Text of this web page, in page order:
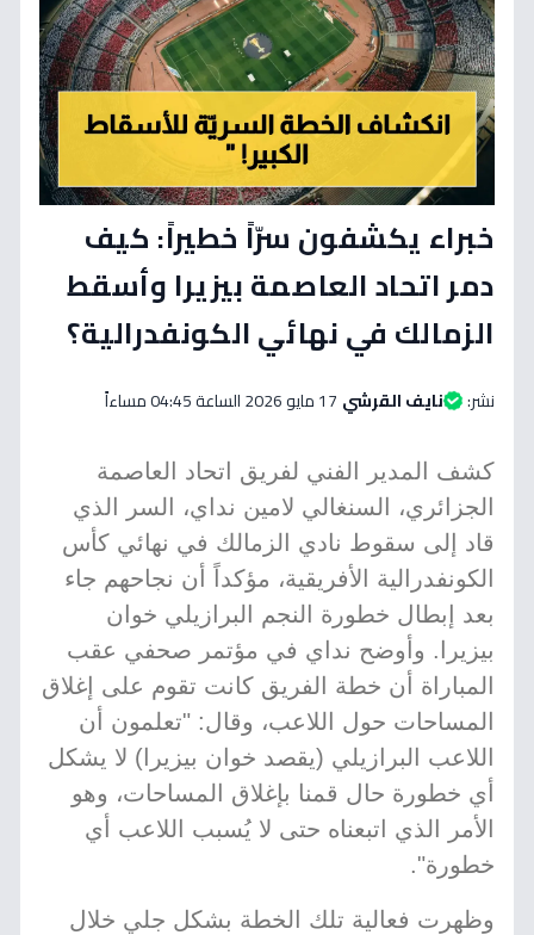
خبراء يكشفون سرّاً خطيراً: كيف
دمر اتحاد العاصمة بيزيرا وأسقط
الزمالك في نهائي الكونفدرالية؟
نشر: نايف القرشي 17 مايو 2026 الساعة 04:45 مساءاً
كشف المدير الفني لفريق اتحاد العاصمة
الجزائري، السنغالي لامين نداي، السر الذي
قاد إلى سقوط نادي الزمالك في نهائي كأس
الكونفدرالية الأفريقية، مؤكداً أن نجاحهم جاء
بعد إبطال خطورة النجم البرازيلي خوان
بيزيرا. وأوضح نداي في مؤتمر صحفي عقب
المباراة أن خطة الفريق كانت تقوم على إغلاق
المساحات حول اللاعب، وقال: "تعلمون أن
اللاعب البرازيلي (يقصد خوان بيزيرا) لا يشكل
أي خطورة حال قمنا بإغلاق المساحات، وهو
الأمر الذي اتبعناه حتى لا يُسبب اللاعب أي
خطورة".
وظهرت فعالية تلك الخطة بشكل جلي خلال